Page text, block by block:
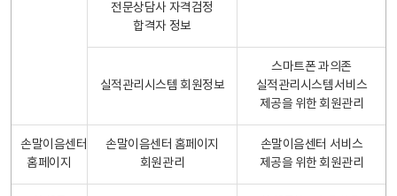
전문상담사 자격검정
합격자 정보
실적관리시스템 회원정보
스마트폰 과의존
실적관리시스템서비스
제공을 위한 회원관리
손말이음센터
홈페이지
손말이음센터 홈페이지
회원관리
손말이음센터 서비스
제공을 위한 회원관리